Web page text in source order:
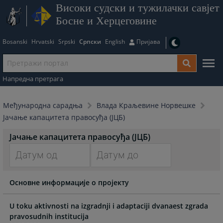
Високи судски и тужилачки савјет
Босне и Херцеговине
Bosanski Hrvatski Srpski Српски English Пријава
Напредна претрага
Међународна сарадња
Влада Краљевине Норвешке
Јачање капацитета правосуђа (ЈЦБ)
Јачање капацитета правосуђа (ЈЦБ)
forward
to
interact
with
forward
to
interact
Основне информације о пројекту
U toku aktivnosti na izgradnji i adaptaciji dvanaest zgrada
pravosudnih institucija